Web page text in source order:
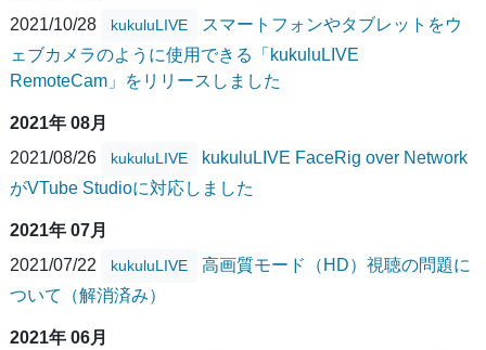
2021/10/28
kukuluLIVE
スマートフォンやタブレットをウ
ェブカメラのように使用できる「kukuluLIVE
RemoteCam」をリリースしました
2021年 08月
2021/08/26
kukuluLIVE
kukuluLIVE FaceRig over Network
がVTube Studioに対応しました
2021年 07月
2021/07/22
kukuluLIVE
高画質モード（HD）視聴の問題に
ついて（解消済み）
2021年 06月